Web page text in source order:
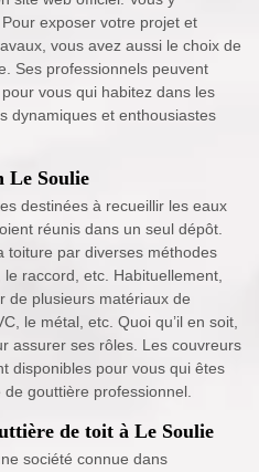
exposer votre projet et
vous avez aussi le choix de
Ses professionnels peuvent
vous qui habitez dans les
dynamiques et enthousiastes
Le Soulie
destinées à recueillir les eaux
réunis dans un seul dépôt.
toiture par diverses méthodes
raccord, etc. Habituellement,
de plusieurs matériaux de
le métal, etc. Quoi qu’il en soit,
assurer ses rôles. Les couvreurs
disponibles pour vous qui êtes
gouttière professionnel.
de toit à Le Soulie
société connue dans